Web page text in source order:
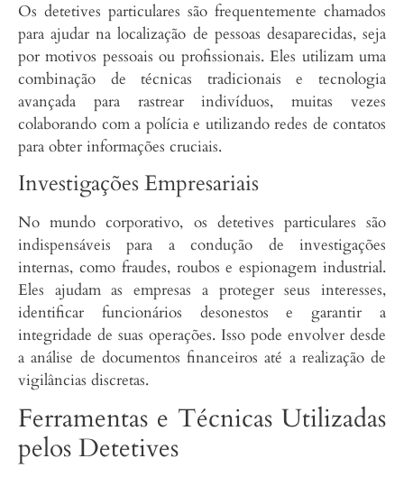
Os detetives particulares são frequentemente chamados
para ajudar na localização de pessoas desaparecidas, seja
por motivos pessoais ou profissionais. Eles utilizam uma
combinação de técnicas tradicionais e tecnologia
avançada para rastrear indivíduos, muitas vezes
colaborando com a polícia e utilizando redes de contatos
para obter informações cruciais.
Investigações Empresariais
No mundo corporativo, os detetives particulares são
indispensáveis para a condução de investigações
internas, como fraudes, roubos e espionagem industrial.
Eles ajudam as empresas a proteger seus interesses,
identificar funcionários desonestos e garantir a
integridade de suas operações. Isso pode envolver desde
a análise de documentos financeiros até a realização de
vigilâncias discretas.
Ferramentas e Técnicas Utilizadas
pelos Detetives